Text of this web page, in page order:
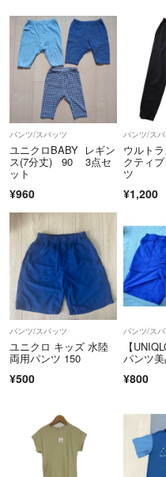
またセール中はおまとめ購入
ます。早い者勝ちなので予めご
★発送につきまして★
当方、仕事・家事・育児をし
問頂いてもコメントや発送が
基本的に表示している日数にて
育児中の環境をご理解頂ける方
▼購入・返品・クレーム・配送
素人検品のため見落としがある
※また購入希望ですとのコメン
購入申請をされてお待ちくださ
れている一番先の方を優先させ
また最近、購入申請後、キャン
ます。当方では申請後のキャン
ンセルされる方は「営業妨害疑
すので予めお知らせさせて頂き
す。お客様の見当違いや気分
ご返品はお客様負担でお願い致
また配送中に起きた事故につ
パンツ/スパッツ
ユニクロBABY レギン
ス(7分丈) 90 3点セ
ット
¥960
パンツ/ス
ウルト
クティ
ツ
¥1,200
パンツ/スパッツ
ユニクロ キッズ 水陸
両用パンツ 150
¥500
パンツ/ス
【
パンツ
¥800